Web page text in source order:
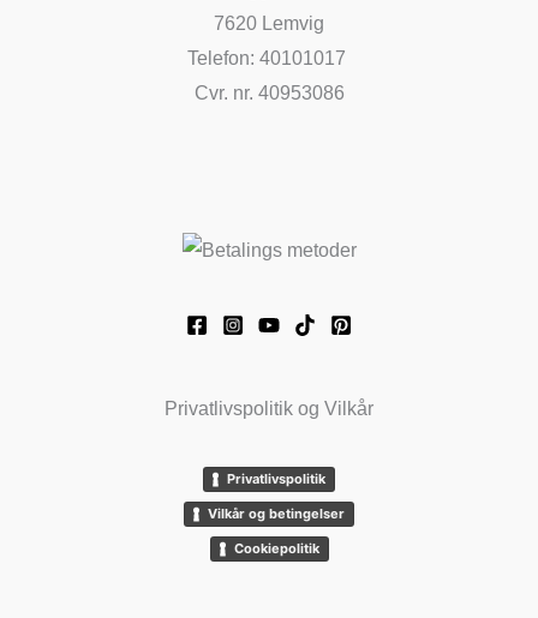
7620 Lemvig
Telefon: 40101017
Cvr. nr. 40953086
Privatlivspolitik og Vilkår
Privatlivspolitik
Vilkår og betingelser
Cookiepolitik